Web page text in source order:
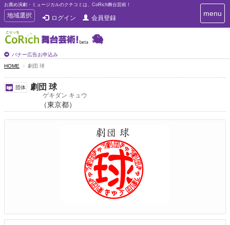
お薦め演劇・ミュージカルのクチコミは、CoRich舞台芸術！
T
o
g
g
e
n
a
v
i
a
t
地域選択 ログイン 会員登録
バナー広告お申込み
T
o
menu
HOME 劇団 球
団体 劇団 球
ゲキダン キュウ
（東京都）